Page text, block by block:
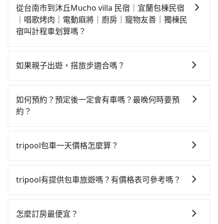
高鐵站後，步行進站、現場購票並於月台排隊的時間約
15分鐘，再乘坐96~131分鐘（平均115分）的高鐵從台
南站前往南港高鐵站，每人票價1,390元，再用10分鐘出
包棟民宿｜唱歌烤肉｜電動麻將｜廚房｜寵物友善｜獨
為1,890元。不過台南市領有合法執照的計程車僅有
4,100多輛，計程車的密度為雙北的4.6%，換句話說，臨
客是外地人便漫天喊價或恣意繞路。但如果全程使用
快20分鐘，但卻要額外支出約600元的交通費，所以對
共乘服務，最多可再節省50%的交通費用。
在車上休息，那在台南市東區有約10間租車車行，比方
說榮泰國際租賃、松興小客車租賃、昶亨跑車。一般租
車以天為單位，小轎車如Toyota Altis、Nissan Tiida，
元）、eTag（每公里約1元）、路邊停車（每小時約40
元不等的費用。由於絕大多數的租車公司都沒有提供甲
租乙還的服務，假設你當天就往返台南市（東區）與沐
$4,800或九人座$7,800。當然這金額比搭計程車便宜，
富或你想去的旅遊景點就在周邊，租車一整天就略顯浪
繁瑣，租還通常需額外花費30分鐘做簽約與車體檢查，
從台南市到沐丘Mucho villa 民宿｜宜蘭包棟民宿
｜唱歌烤肉｜電動麻將｜廚房｜寵物友善｜獨棟民
宿叫計程車划算嗎？
灣大車隊、Uber、Line Taxi、Yoxi等，如果在路邊攔不
隊等叫車看看。依照里程跳錶計算，價格約為
7,415~8,900元間，但如改預約tripool可省高達
雙北的4.6%，也就是說要臨時叫到小黃的難度是台北或
｜廚房｜寵物友善｜獨棟民宿所在的宜蘭縣的計程車更
採現場議價，建議最好先上網預約，以免當場被坑受
如果親子出遊，搭旅步適合嗎？
椅及兒童用增高墊供您選購(租借300元/個)，讓您和孩子
出遊時安全更有保障。
如何預約？預定後一定會有車嗎？最晚何時要預
約？
民宿｜唱歌烤肉｜電動麻將｜廚房｜寵物友善｜獨棟民
料與線上刷卡，訂單即成立。在拿到訂單編號後，隨即
點透過SMS和EMAIL提供。一旦付款完畢，tripool保證
tripool包車一天價格怎麼算？
需行程的公里數及車型而有所不同，建議可以直接上旅
tripool有提供包車旅遊嗎？有價格表可參考嗎？
包棟民宿｜唱歌烤肉｜電動麻將｜廚房｜寵物友善｜獨
怎麼訂房最便宜？